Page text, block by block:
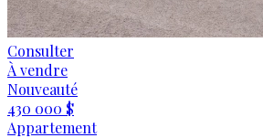
Consulter
À vendre
Nouveauté
430 000 $
Appartement